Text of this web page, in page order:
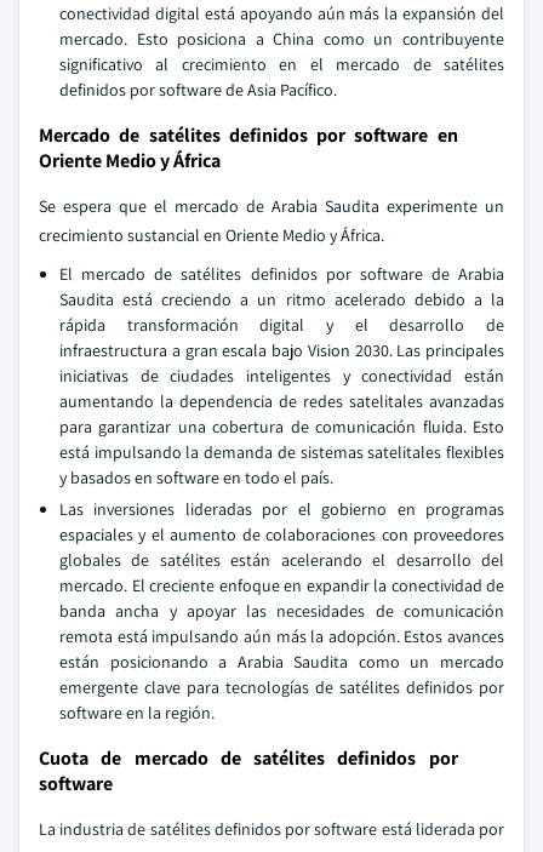
conectividad digital está apoyando aún más la expansión del
mercado. Esto posiciona a China como un contribuyente
significativo al crecimiento en el mercado de satélites
definidos por software de Asia Pacífico.
Mercado de satélites definidos por software en
Oriente Medio y África
Se espera que el mercado de Arabia Saudita experimente un
crecimiento sustancial en Oriente Medio y África.
El mercado de satélites definidos por software de Arabia
Saudita está creciendo a un ritmo acelerado debido a la
rápida transformación digital y el desarrollo de
infraestructura a gran escala bajo Vision 2030. Las principales
iniciativas de ciudades inteligentes y conectividad están
aumentando la dependencia de redes satelitales avanzadas
para garantizar una cobertura de comunicación fluida. Esto
está impulsando la demanda de sistemas satelitales flexibles
y basados en software en todo el país.
Las inversiones lideradas por el gobierno en programas
espaciales y el aumento de colaboraciones con proveedores
globales de satélites están acelerando el desarrollo del
mercado. El creciente enfoque en expandir la conectividad de
banda ancha y apoyar las necesidades de comunicación
remota está impulsando aún más la adopción. Estos avances
están posicionando a Arabia Saudita como un mercado
emergente clave para tecnologías de satélites definidos por
software en la región.
Cuota de mercado de satélites definidos por
software
La industria de satélites definidos por software está liderada por